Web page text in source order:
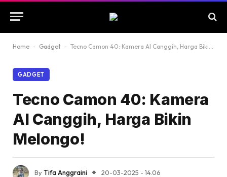
Home - Gadget - Tecno Camon 40: Kamera AI Canggih, Harga Bikin Melongo!
GADGET
Tecno Camon 40: Kamera
AI Canggih, Harga Bikin
Melongo!
ByTifa Anggraini
20-03-2025 - 14.06